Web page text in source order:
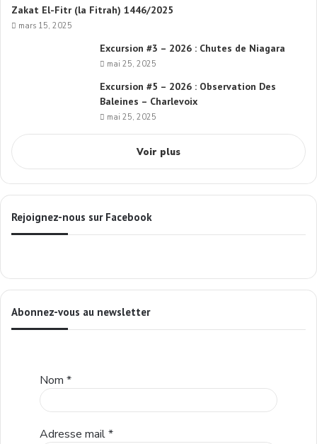
Zakat El-Fitr (la Fitrah) 1446/2025
mars 15, 2025
Excursion #3 – 2026 : Chutes de Niagara
mai 25, 2025
Excursion #5 – 2026 : Observation Des
Baleines – Charlevoix
mai 25, 2025
Voir plus
Rejoignez-nous sur Facebook
Abonnez-vous au newsletter
Nom *
Adresse mail*